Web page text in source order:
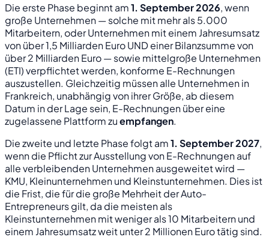
Die erste Phase beginnt am1. September 2026, wenn
große Unternehmen — solche mit mehr als 5.000
Mitarbeitern, oder Unternehmen mit einem Jahresumsatz
von über 1,5 Milliarden Euro UND einer Bilanzsumme von
über 2 Milliarden Euro — sowie mittelgroße Unternehmen
(ETI) verpflichtet werden, konforme E-Rechnungen
auszustellen. Gleichzeitig müssen alle Unternehmen in
Frankreich, unabhängig von ihrer Größe, ab diesem
Datum in der Lage sein, E-Rechnungen über eine
zugelassene Plattform zuempfangen.
Die zweite und letzte Phase folgt am1. September 2027,
wenn die Pflicht zur Ausstellung von E-Rechnungen auf
alle verbleibenden Unternehmen ausgeweitet wird —
KMU, Kleinunternehmen und Kleinstunternehmen. Dies ist
die Frist, die für die große Mehrheit der Auto-
Entrepreneurs gilt, da die meisten als
Kleinstunternehmen mit weniger als 10 Mitarbeitern und
einem Jahresumsatz weit unter 2 Millionen Euro tätig sind.